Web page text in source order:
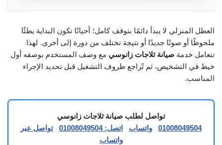
العطل المنزلي لا يبدأ دائمًا بتوقف كامل؛ أحيانًا تكون البداية بطئًا
ملحوظًا أو صوتًا جديدًا أو نتيجة تختلف من دورة إلى أخرى. لهذا
تتعامل خدمة صيانة ثلاجات زانوسي مع وصف المستخدم بوصفه أول
خيط في التشخيص، ثم تُراجع ظروف التشغيل قبل تحديد الإجراء
المناسب.
تواصل لطلب صيانة ثلاجات زانوسي
01008049504
واتساب اتصل: 01008049504
تواصل عبر
واتساب